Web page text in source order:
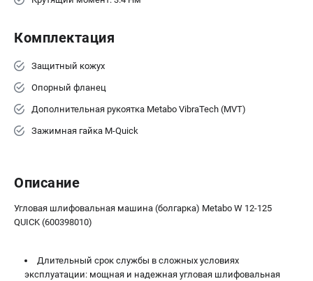
+7 (911) 360-06-14 | +7 (8112) 59-10-67
Комплектация
Защитный кожух
Опорный фланец
Дополнительная рукоятка Metabo VibraTech (MVT)
Зажимная гайка M-Quick
Описание
Угловая шлифовальная машина (болгарка) Metabo W 12-125
QUICK (600398010)
Длительный срок службы в сложных условиях
эксплуатации: мощная и надежная угловая шлифовальная